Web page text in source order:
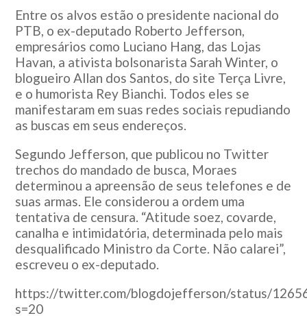
Entre os alvos estão o presidente nacional do
PTB, o ex-deputado Roberto Jefferson,
empresários como Luciano Hang, das Lojas
Havan, a ativista bolsonarista Sarah Winter, o
blogueiro Allan dos Santos, do site Terça Livre,
e o humorista Rey Bianchi. Todos eles se
manifestaram em suas redes sociais repudiando
as buscas em seus endereços.
Segundo Jefferson, que publicou no Twitter
trechos do mandado de busca, Moraes
determinou a apreensão de seus telefones e de
suas armas. Ele considerou a ordem uma
tentativa de censura. “Atitude soez, covarde,
canalha e intimidatória, determinada pelo mais
desqualificado Ministro da Corte. Não calarei”,
escreveu o ex-deputado.
https://twitter.com/blogdojefferson/status/
s=20